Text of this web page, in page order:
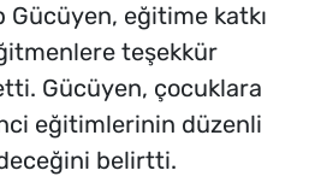
Gücüyen, eğitime katkı
teşekkür
Gücüyen, çocuklara
eğitimlerinin düzenli
belirtti.